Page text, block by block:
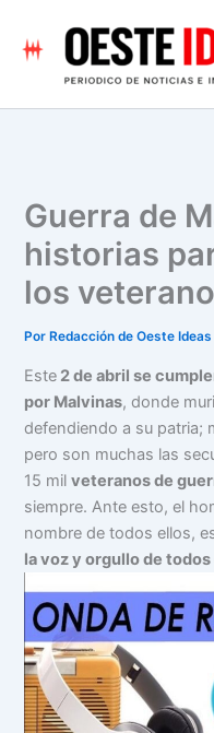
contenido
Guerra de
historias
los
Por Redacción de Oeste
Este 2 de abril se
por Malvinas, donde
defendiendo a su patria;
pero son muchas las
15 milveteranos de
siempre. Ante esto, el
nombre de todos ellos,
la voz y orgullo de